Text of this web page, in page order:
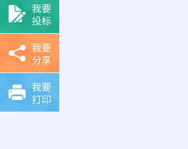
我要
投标
我要
分享
我要
打印